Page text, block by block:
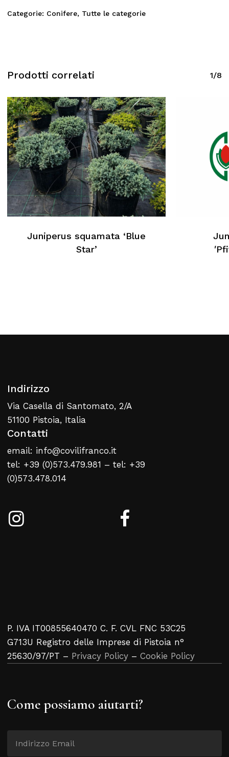
Categorie: Conifere, Tutte le categorie
Prodotti correlati 1/8
Juniperus squamata ‘Blue
Star’
Indirizzo
Via Casella di Santomato, 2/A
51100 Pistoia, Italia
Contatti
email: info@covilifranco.it
tel: +39 (0)573.479.981 – tel: +39
(0)573.478.014
P. IVA IT00855640470 C. F. CVL FNC 53C25
G713U Registro delle Imprese di Pistoia n°
25630/97/PT – Privacy Policy – Cookie Policy
Come possiamo aiutarti?